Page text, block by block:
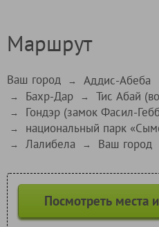
Маршрут
Ваш город → Аддис-Абеба
→ Бахр-Дар → Тис Абай
→ Гондэр (замок Фасил-
→ национальный парк
→ Лалибела → Ваш город
Посмотреть места